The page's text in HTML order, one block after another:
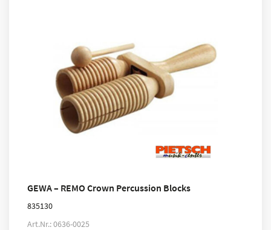
GEWA – REMO Crown Percussion Blocks
835130
Art.Nr.: 0636-0025